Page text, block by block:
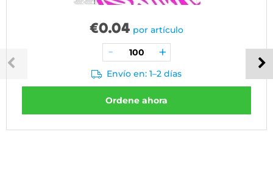
€0.04 por artículo
Envío en: 1–2 días
Ordene ahora